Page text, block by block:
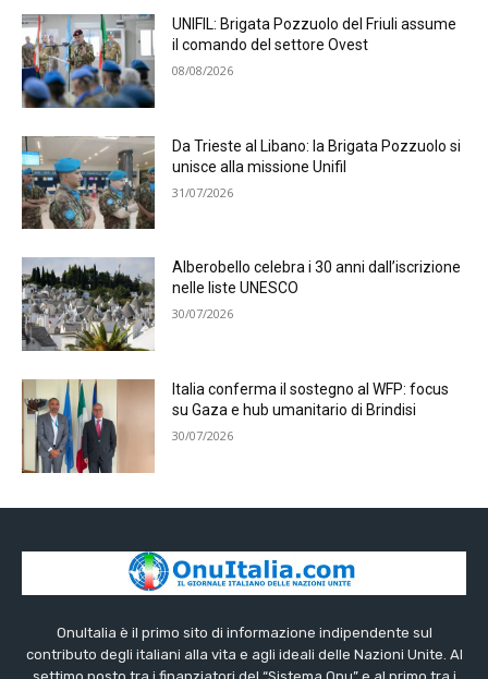
UNIFIL: Brigata Pozzuolo del Friuli assume
il comando del settore Ovest
08/08/2026
Da Trieste al Libano: la Brigata Pozzuolo si
unisce alla missione Unifil
31/07/2026
Alberobello celebra i 30 anni dall’iscrizione
nelle liste UNESCO
30/07/2026
Italia conferma il sostegno al WFP: focus
su Gaza e hub umanitario di Brindisi
30/07/2026
OnuItalia è il primo sito di informazione indipendente sul
contributo degli italiani alla vita e agli ideali delle Nazioni Unite. Al